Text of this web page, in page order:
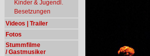
Kinder & Jugendl.
Besetzungen
Videos | Trailer
Fotos
Stummfilme
/ Gastmusiker